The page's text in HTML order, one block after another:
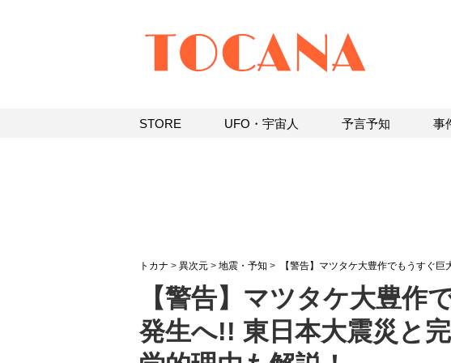
トカナ > 異次元 > 地震・予知 > 【警告】マツタケ大豊作でもうすぐ巨
【警告】マツタケ大豊作
発生へ!! 東日本大震災と
STORE UFO・宇宙人 予言予知 事